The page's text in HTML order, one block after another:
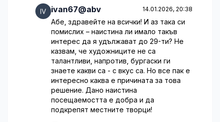
ivan67@abv 14.01.2026, 20:38
Абе, здравейте на всички! И аз така си
помислих – наистина ли имало такъв
интерес да я удължават до 29-ти? Не
казвам, че художниците не са
талантливи, напротив, бургаски ги
знаете какви са - с вкус са. Но все пак е
интересно каква е причината за това
решение. Дано наистина
посещаемостта е добра и да
подкрепят местните творци!